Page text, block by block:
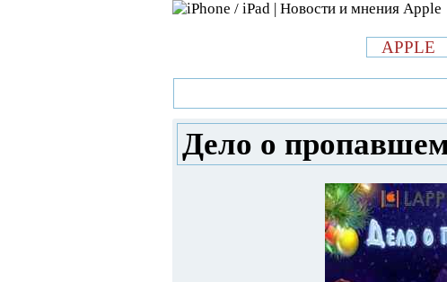
APPLE
Дело о